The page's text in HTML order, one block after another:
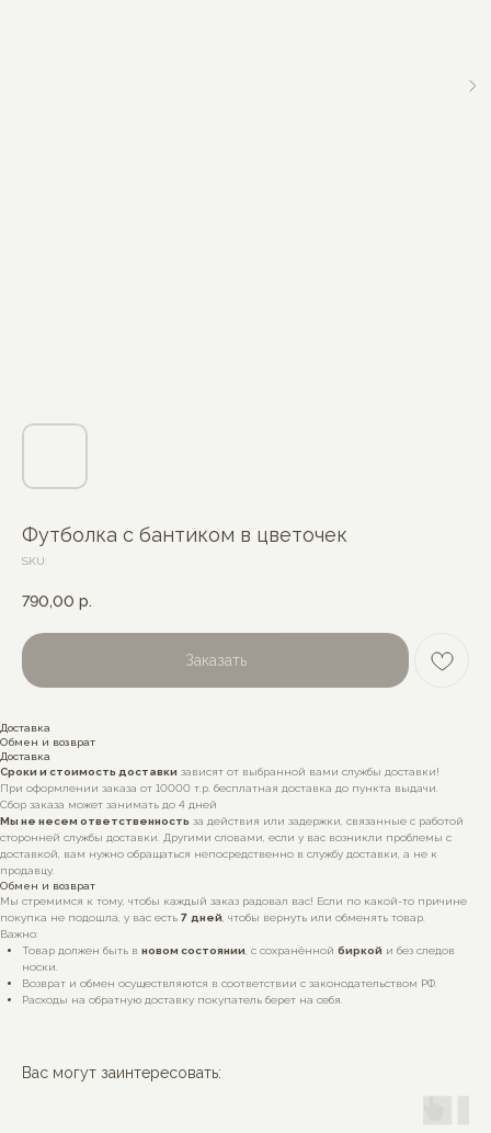
Футболка с бантиком в цветочек
SKU:
790,00 р.
Заказать
Доставка
Обмен и возврат
Доставка
Сроки и стоимость доставки зависят от выбранной вами службы доставки!
При оформлении заказа от 10000 т.р. бесплатная доставка до пункта выдачи.
Сбор заказа может занимать до 4 дней
Мы не несем ответственность за действия или задержки, связанные с работой
сторонней службы доставки. Другими словами, если у вас возникли проблемы с
доставкой, вам нужно обращаться непосредственно в службу доставки, а не к
продавцу.
Обмен и возврат
Мы стремимся к тому, чтобы каждый заказ радовал вас! Если по какой-то причине
покупка не подошла, у вас есть 7 дней , чтобы вернуть или обменять товар.
Важно:
Товар должен быть в новом состоянии , с сохранённой биркой и без следов
носки.
Возврат и обмен осуществляются в соответствии с законодательством РФ.
Расходы на обратную доставку покупатель берет на себя.
Вас могут заинтересовать: